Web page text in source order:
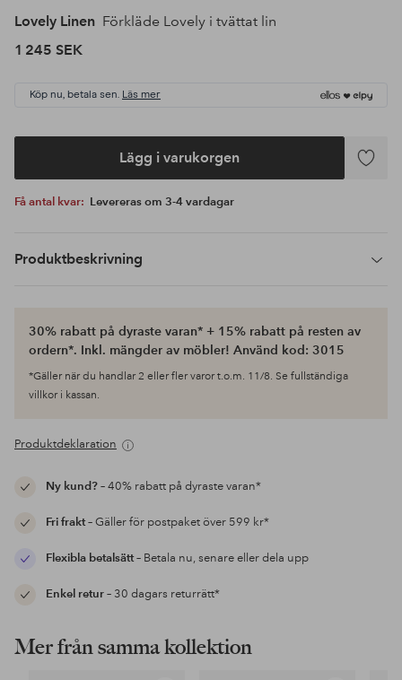
Lovely Linen Förkläde Lovely i tvättat lin
1 245 SEK
Köp nu, betala sen. Läs mer
Lägg i varukorgen
Lägg
Få antal kvar: Levereras om 3-4 vardagar
Produktbeskrivning
30% rabatt på dyraste varan* + 15% rabatt på resten av
ordern*. Inkl. mängder av möbler! Använd kod: 3015
*Gäller när du handlar 2 eller fler varor t.o.m. 11/8. Se fullständiga
villkor i kassan.
Produktdeklaration
Ny kund?– 40% rabatt på dyraste varan*
Fri frakt– Gäller för postpaket över 599 kr*
Flexibla betalsätt– Betala nu, senare eller dela upp
Enkel retur– 30 dagars returrätt*
Mer från samma kollektion